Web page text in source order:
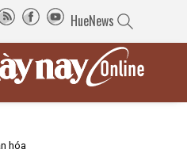
HueNews
hóa